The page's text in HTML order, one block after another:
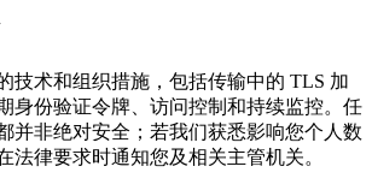
技术和组织措施，包括传输中的 TLS 加
身份验证令牌、访问控制和持续监控。任
并非绝对安全；若我们获悉影响您个人数
法律要求时通知您及相关主管机关。